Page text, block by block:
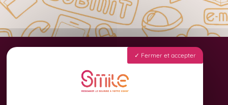
Accueil
Animation des réseaux sociaux
Fermer et accepter